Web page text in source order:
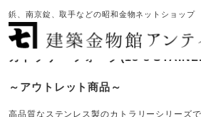
鋲、南京錠、取手などの昭和金物ネットショップ
カトラリー フォーク(18-8
～アウトレット商品～
高品質なステンレス製のカトラリーシリーズで